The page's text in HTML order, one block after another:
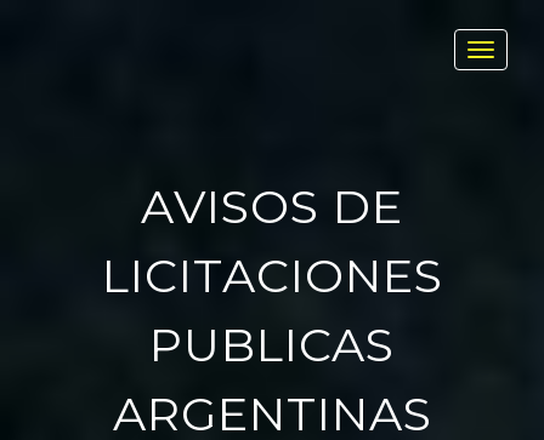
AVISOS DE
LICITACIONES
PUBLICAS
ARGENTINAS